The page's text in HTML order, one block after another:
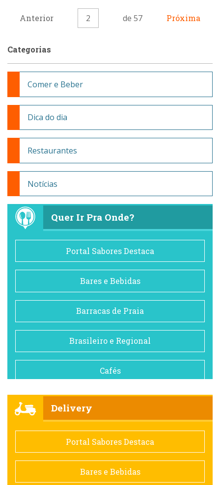
Anterior 2 de 57 Próxima
Categorias
Comer e Beber
Dica do dia
Restaurantes
Notícias
Quer Ir Pra Onde?
Portal Sabores Destaca
Bares e Bebidas
Barracas de Praia
Brasileiro e Regional
Cafés
Comida saudável
Contemporânea
Delivery
Portal Sabores Destaca
Bares e Bebidas